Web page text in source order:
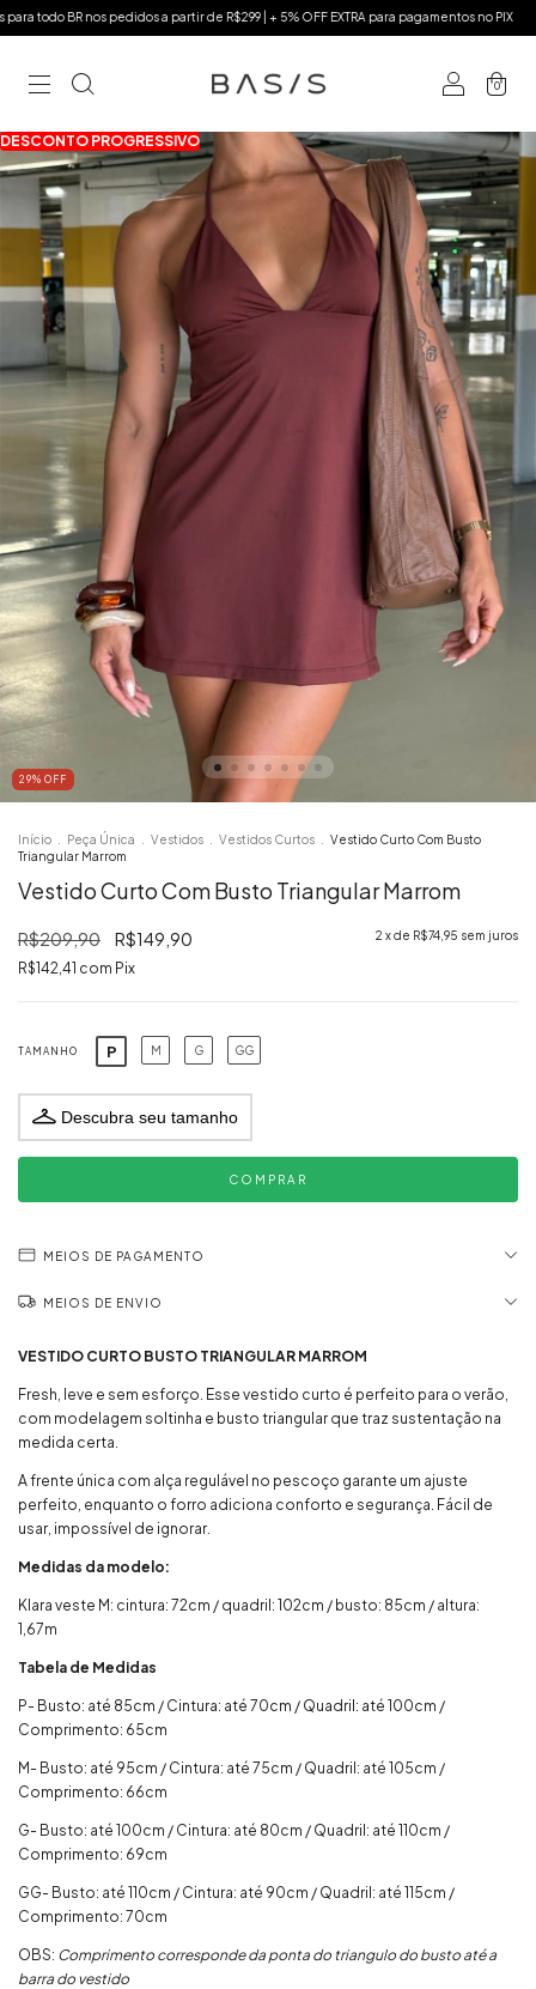
BR nos pedidos a partir de R$299 | + 5% OFF EXTRA para pagamentos no PIX
0
29% OFF
DESCONTO PROGRESSIVO
DESCONTO PROGRESSIVO
DESCONTO PROGRESSIVO
DESCONTO PROGRESSIVO
DESCONTO PROGRESSIVO
DESCONTO PROGRESSIVO
DESCONTO PROGRESSIVO
Início Peça Única Vestidos Vestidos Curtos
Vestido Curto Com Busto
Triangular Marrom
Vestido Curto Com Busto Triangular Marrom
R$209,90 R$149,90
R$142,41 com Pix
2 x de R$74,95 sem juros
TAMANHO P M G GG
Descubra seu tamanho
MEIOS DE PAGAMENTO
MEIOS DE ENVIO
VESTIDO CURTO BUSTO TRIANGULAR MARROM
Fresh, leve e sem esforço. Esse vestido curto é perfeito para o verão,
com modelagem soltinha e busto triangular que traz sustentação na
medida certa.
A frente única com alça regulável no pescoço garante um ajuste
perfeito, enquanto o forro adiciona conforto e segurança. Fácil de
usar, impossível de ignorar.
Medidas da modelo:
Klara veste M: cintura: 72cm / quadril: 102cm / busto: 85cm / altura:
1,67m
Tabela de Medidas
P- Busto: até 85cm / Cintura: até 70cm / Quadril: até 100cm /
Comprimento: 65cm
M- Busto: até 95cm / Cintura: até 75cm / Quadril: até 105cm /
Comprimento: 66cm
G- Busto: até 100cm / Cintura: até 80cm / Quadril: até 110cm /
Comprimento: 69cm
GG- Busto: até 110cm / Cintura: até 90cm / Quadril: até 115cm /
Comprimento: 70cm
OBS: Comprimento corresponde da ponta do triangulo do busto até a
barra do vestido